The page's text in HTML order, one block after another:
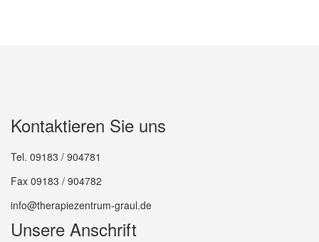
Kontaktieren Sie uns
Tel. 09183 / 904781
Fax 09183 / 904782
info@therapiezentrum-graul.de
Unsere Anschrift